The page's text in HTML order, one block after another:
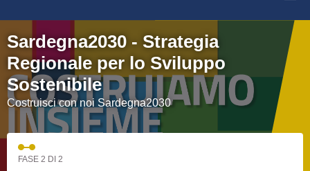
Sardegna2030 - Strategia
Regionale per lo Sviluppo
Sostenibile
Costruisci con noi Sardegna2030
FASE 2 DI 2